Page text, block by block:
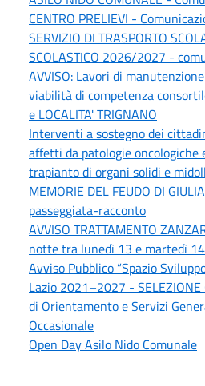
CENTRO PRELIEVI -
SERVIZIO DI TRASPORTO
SCOLASTICO 2026/2027 -
AVVISO: Lavori di
viabilità di competenza
e LOCALITA' TRIGNANO
Interventi a sostegno dei
affetti da patologie
trapianto di organi solidi e
MEMORIE DEL FEUDO DI
passeggiata-racconto
AVVISO TRATTAMENTO
notte tra lunedì 13 e martedì
Avviso Pubblico “Spazio
Lazio 2021–2027 -
di Orientamento e Servizi
Occasionale
Open Day Asilo Nido Comunale